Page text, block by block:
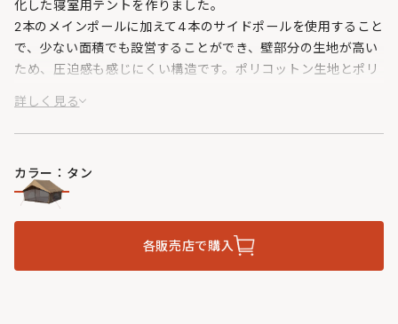
化した寝室用テントを作りました。
2本のメインポールに加えて4本のサイドポールを使用すること
で、少ない面積でも設営することができ、壁部分の生地が高い
ため、圧迫感も感じにくい構造です。ポリコットン生地とポリ
どによって、クラシックな外観と高い機能性を両立させた、ニ
ュークラシックテントです。
詳しく見る
カラー：タン
各販売店で購入